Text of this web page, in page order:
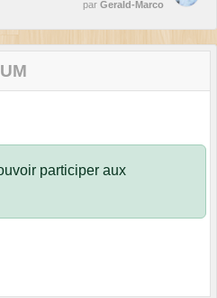
par Gerald-Marco
participer aux